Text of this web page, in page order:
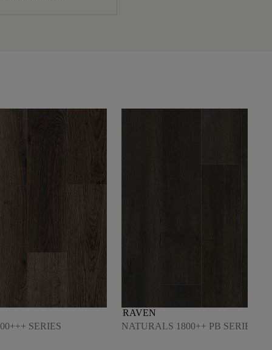
SERIES
RAVEN
NATURALS 1800++ PB SERIES